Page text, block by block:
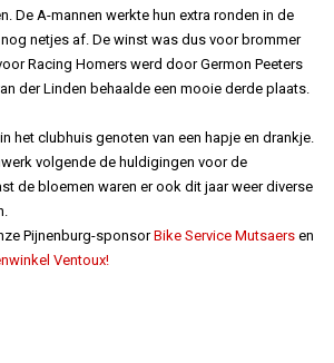
De A-mannen werkte hun extra ronden in de
netjes af. De winst was dus voor brommer
Racing Homers werd door Germon Peeters
der Linden behaalde een mooie derde plaats.
het clubhuis genoten van een hapje en drankje.
volgende de huldigingen voor de
de bloemen waren er ook dit jaar weer diverse
Pijnenburg-sponsorBike Service Mutsaers en
Ventoux!